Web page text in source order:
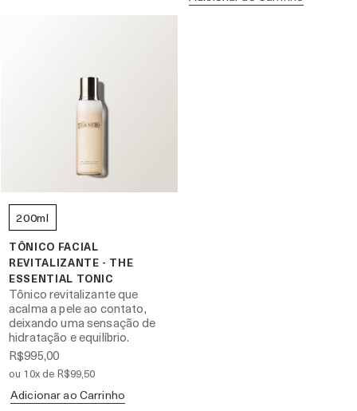
200ml
TÔNICO FACIAL
REVITALIZANTE - THE
ESSENTIAL TONIC
Tônico revitalizante que
acalma a pele ao contato,
deixando uma sensação de
hidratação e equilíbrio.
R$995,00
ou 10x de R$99,50
Adicionar ao Carrinho